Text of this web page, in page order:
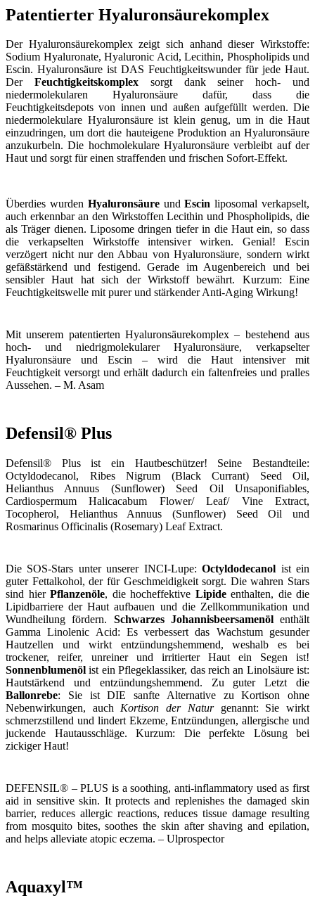
Patentierter Hyaluronsäurekomplex
Der Hyaluronsäurekomplex zeigt sich anhand dieser Wirkstoffe:
Sodium Hyaluronate, Hyaluronic Acid, Lecithin, Phospholipids und
Escin. Hyaluronsäure ist DAS Feuchtigkeitswunder für jede Haut.
Der Feuchtigkeitskomplexsorgt dank seiner hoch- und
niedermolekularen Hyaluronsäure dafür, dass die
Feuchtigkeitsdepots von innen und außen aufgefüllt werden. Die
niedermolekulare Hyaluronsäure ist klein genug, um in die Haut
einzudringen, um dort die hauteigene Produktion an Hyaluronsäure
anzukurbeln. Die hochmolekulare Hyaluronsäure verbleibt auf der
Haut und sorgt für einen straffenden und frischen Sofort-Effekt.
Überdies wurden HyaluronsäureundEscin liposomal verkapselt,
auch erkennbar an den Wirkstoffen Lecithin und Phospholipids, die
als Träger dienen. Liposome dringen tiefer in die Haut ein, so dass
die verkapselten Wirkstoffe intensiver wirken. Genial! Escin
verzögert nicht nur den Abbau von Hyaluronsäure, sondern wirkt
gefäßstärkend und festigend. Gerade im Augenbereich und bei
sensibler Haut hat sich der Wirkstoff bewährt. Kurzum: Eine
Feuchtigkeitswelle mit purer und stärkender Anti-Aging Wirkung!
Mit unserem patentierten Hyaluronsäurekomplex – bestehend aus
hoch- und niedrigmolekularer Hyaluronsäure, verkapselter
Hyaluronsäure und Escin – wird die Haut intensiver mit
Feuchtigkeit versorgt und erhält dadurch ein faltenfreies und pralles
Aussehen. – M. Asam
Defensil® Plus
Defensil® Plus ist ein Hautbeschützer! Seine Bestandteile:
Octyldodecanol, Ribes Nigrum (Black Currant) Seed Oil,
Helianthus Annuus (Sunflower) Seed Oil Unsaponifiables,
Cardiospermum Halicacabum Flower/ Leaf/ Vine Extract,
Tocopherol, Helianthus Annuus (Sunflower) Seed Oil und
Rosmarinus Officinalis (Rosemary) Leaf Extract.
Die SOS-Stars unter unserer INCI-Lupe:Octyldodecanol ist ein
guter Fettalkohol, der für Geschmeidigkeit sorgt. Die wahren Stars
sind hier Pflanzenöle, die hocheffektive Lipideenthalten, die die
Lipidbarriere der Haut aufbauen und die Zellkommunikation und
Wundheilung fördern. Schwarzes Johannisbeersamenölenthält
Gamma Linolenic Acid: Es verbessert das Wachstum gesunder
Hautzellen und wirkt entzündungshemmend, weshalb es bei
trockener, reifer, unreiner und irritierter Haut ein Segen ist!
Sonnenblumenöl ist ein Pflegeklassiker, das reich an Linolsäure ist:
Hautstärkend und entzündungshemmend. Zu guter Letzt die
Ballonrebe: Sie ist DIE sanfte Alternative zu Kortison ohne
Nebenwirkungen, auch Kortison der Naturgenannt: Sie wirkt
schmerzstillend und lindert Ekzeme, Entzündungen, allergische und
juckende Hautausschläge. Kurzum: Die perfekte Lösung bei
zickiger Haut!
DEFENSIL® – PLUS is a soothing, anti-inflammatory used as first
aid in sensitive skin. It protects and replenishes the damaged skin
barrier, reduces allergic reactions, reduces tissue damage resulting
from mosquito bites, soothes the skin after shaving and epilation,
and helps alleviate atopic eczema. – Ulprospector
Aquaxyl™